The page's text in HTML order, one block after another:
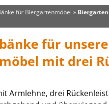
für Biergartenmöbel »
für unsere
mit drei
Armlehne, drei